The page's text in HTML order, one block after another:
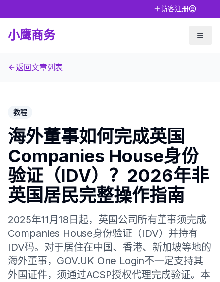
访客注册
小鹰商务
返回文章列表
教程
海外董事如何完成英国
Companies House身份
验证（IDV）？2026年非
英国居民完整操作指南
2025年11月18日起，英国公司所有董事须完成
Companies House身份验证（IDV）并持有
IDV码。对于居住在中国、香港、新加坡等地的
海外董事，GOV.UK One Login不一定支持其
外国证件，须通过ACSP授权代理完成验证。本